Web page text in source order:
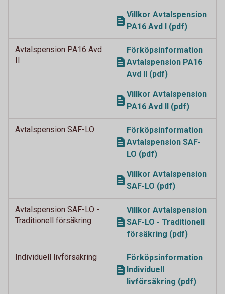
Villkor Avtalspension
PA16 Avd I (pdf)
Avtalspension PA16 Avd
II
Förköpsinformation
Avtalspension PA16
Avd II (pdf)
Villkor Avtalspension
PA16 Avd II (pdf)
Avtalspension SAF-LO
Förköpsinformation
Avtalspension SAF-
LO (pdf)
Villkor Avtalspension
SAF-LO (pdf)
Avtalspension SAF-LO -
Traditionell försäkring
Villkor Avtalspension
SAF-LO - Traditionell
försäkring (pdf)
Individuell livförsäkring
Förköpsinformation
Individuell
livförsäkring (pdf)